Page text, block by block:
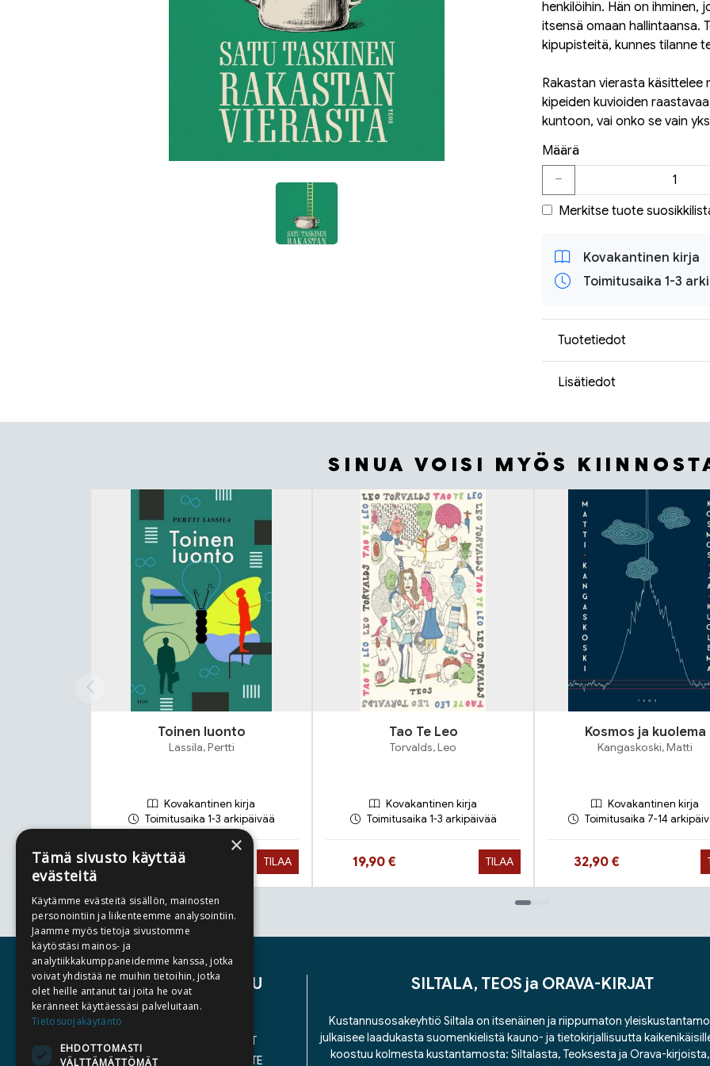
henkilöihin. Hän on ihminen,
itsensä omaan hallintaansa.
kipupisteitä, kunnes tilanne
Rakastan vierasta
kipeiden kuvioiden
kuntoon, vai onko se vain
Määrä
Merkitse tuote
Kovakantinen kirja
Toimitusaika 1-3
Tuotetiedot
Lisätiedot
SINUA VOISI MYÖS
Tuoteluettelon alku
Toinen luonto
Lassila, Pertti
Kovakantinen kirja
Toimitusaika 1-3 arkipäivää
Hinta nyt
19,90 € TILAA
Tao Te Leo
Torvalds, Leo
Kovakantinen kirja
Toimitusaika 1-3 arkipäivää
Hinta nyt
19,90 € TILAA
Kosmos ja kuolema
Kangaskoski, Matti
Kovakantinen kirja
Toimitusaika 7-14
Hinta nyt
32,90 €
Tuoteluettelon loppu
ASIAKASPALVELU
YLEISET TOIMITUSEHDOT
SAAVUTETTAVUUSSELOSTE
SILTALA, TEOS ja ORAVA-KIRJAT
Kustannusosakeyhtiö Siltala on itsenäinen ja riippumaton
julkaisee laadukasta suomenkielistä kauno- ja tietokirjallisuutta
koostuu kolmesta kustantamosta: Siltalasta, Teoksesta ja Orava-
×
Tämä sivusto käyttää
evästeitä
Käytämme evästeitä sisällön, mainosten
personointiin ja liikenteemme analysointiin.
Jaamme myös tietoja sivustomme
käytöstäsi mainos- ja
analytiikkakumppaneidemme kanssa, jotka
voivat yhdistää ne muihin tietoihin, jotka
olet heille antanut tai joita he ovat
keränneet käyttäessäsi palveluitaan.
Tietosuojakäytäntö
EHDOTTOMASTI
VÄLTTÄMÄTTÖMÄT